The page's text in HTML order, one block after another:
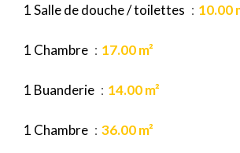
1 Salle de douche / toilettes 10.00
1 Chambre 17.00 m²
1 Buanderie 14.00 m²
1 Chambre 36.00 m²